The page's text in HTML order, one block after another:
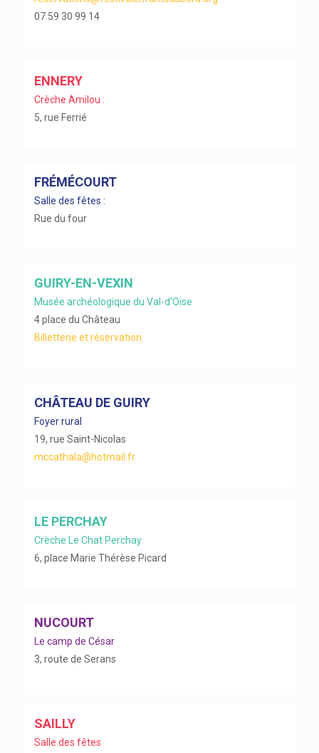
07 59 30 99 14
ENNERY
Crèche Amilou :
5, rue Ferrié
FRÉMÉCOURT
Salle des fêtes :
Rue du four
GUIRY-EN-VEXIN
Musée archéologique du Val-d’Oise
4 place du Château
Billetterie et réservation
CHÂTEAU DE GUIRY
Foyer rural
19, rue Saint-Nicolas
mccathala@hotmail.fr
LE PERCHAY
Crèche Le Chat Perchay
6, place Marie Thérèse Picard
NUCOURT
Le camp de César
3, route de Serans
SAILLY
Salle des fêtes